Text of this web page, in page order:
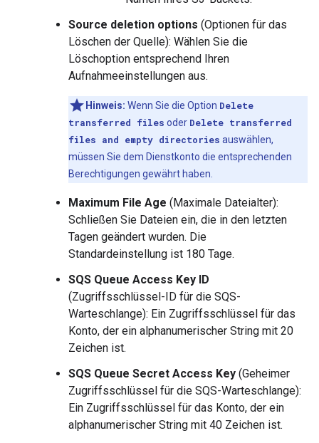
Source deletion options (Optionen für das
Löschen der Quelle): Wählen Sie die
Löschoption entsprechend Ihren
Aufnahmeeinstellungen aus.
Hinweis: Wenn Sie die Option Delete
transferred files oder Delete transferred
files and empty directories auswählen,
müssen Sie dem Dienstkonto die entsprechenden
Berechtigungen gewährt haben.
Maximum File Age (Maximale Dateialter):
Schließen Sie Dateien ein, die in den letzten
Tagen geändert wurden. Die
Standardeinstellung ist 180 Tage.
SQS Queue Access Key ID
(Zugriffsschlüssel-ID für die SQS-
Warteschlange): Ein Zugriffsschlüssel für das
Konto, der ein alphanumerischer String mit 20
Zeichen ist.
SQS Queue Secret Access Key (Geheimer
Zugriffsschlüssel für die SQS-Warteschlange):
Ein Zugriffsschlüssel für das Konto, der ein
alphanumerischer String mit 40 Zeichen ist.